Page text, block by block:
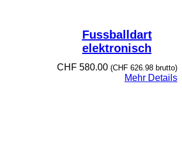
Fussballdart
elektronisch
CHF580.00 (CHF626.98brutto)
Mehr Details